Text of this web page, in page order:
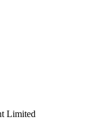
Limited